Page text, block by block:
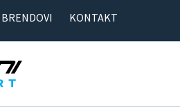
BRENDOVI KONTAKT